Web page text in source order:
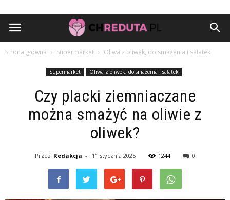
Strona główna Supermarket Oliwa z oliwek, do smażenia i sałatek
Supermarket Oliwa z oliwek, do smażenia i sałatek
Czy placki ziemniaczane
można smażyć na oliwie z
oliwek?
Przez Redakcja - 11 stycznia 2025 1244 0